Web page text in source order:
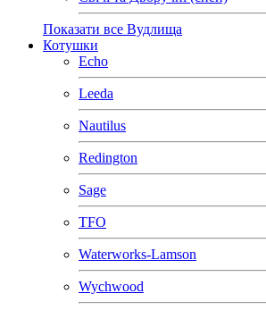
Показати все Вудлища
Котушки
Echo
Leeda
Nautilus
Redington
Sage
TFO
Waterworks-Lamson
Wychwood